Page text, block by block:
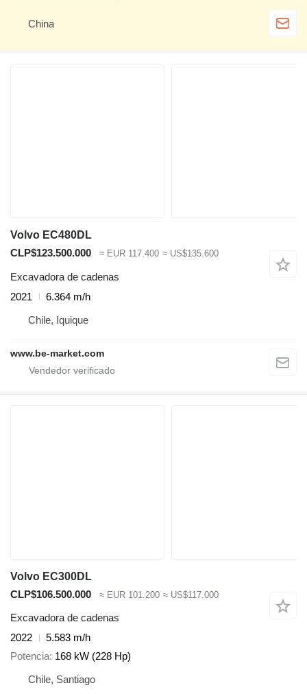
China
Volvo EC480DL
CLP$123.500.000
≈ EUR 117.400 ≈ US$135.600
Excavadora de cadenas
2021
6.364 m/h
Chile, Iquique
www.be-market.com
Volvo EC300DL
CLP$106.500.000
≈ EUR 101.200 ≈ US$117.000
Excavadora de cadenas
2022
5.583 m/h
Potencia 168 kW (228 Hp)
Chile, Santiago